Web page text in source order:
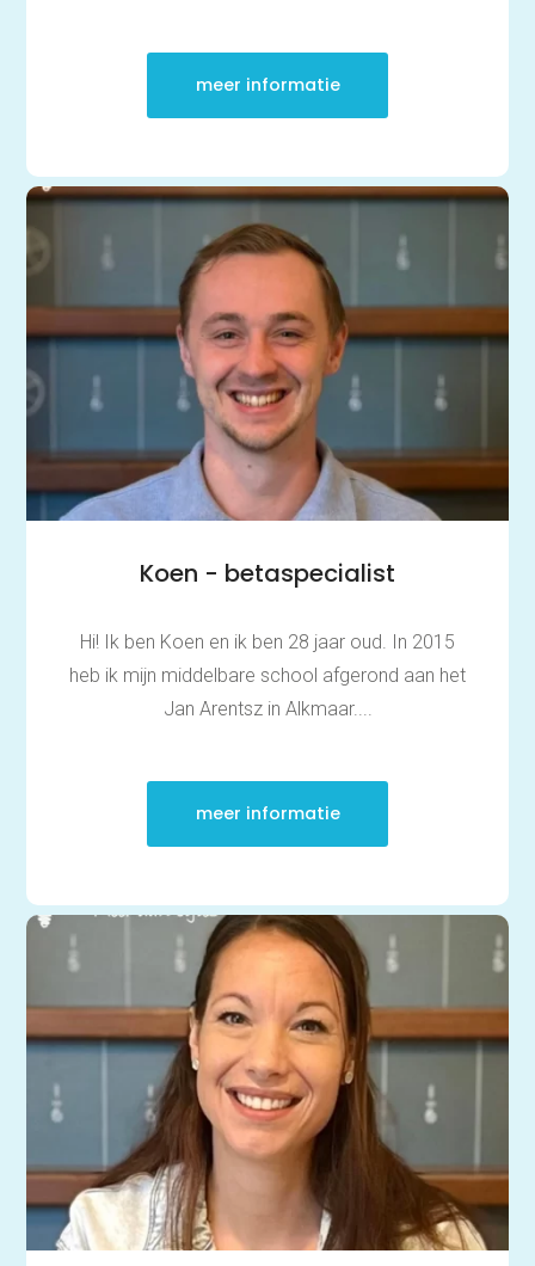
meer informatie
Koen - betaspecialist
Hi! Ik ben Koen en ik ben 28 jaar oud. In 2015
heb ik mijn middelbare school afgerond aan het
Jan Arentsz in Alkmaar....
meer informatie